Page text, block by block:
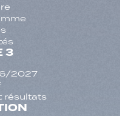
3
2027
résultats